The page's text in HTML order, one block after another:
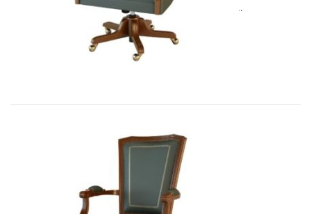
Art&Moble 01013GB Кресло конфиде...
7 692,51€